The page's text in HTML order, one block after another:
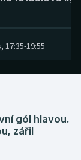
, 17:35-19:55
gól hlavou.
zářil